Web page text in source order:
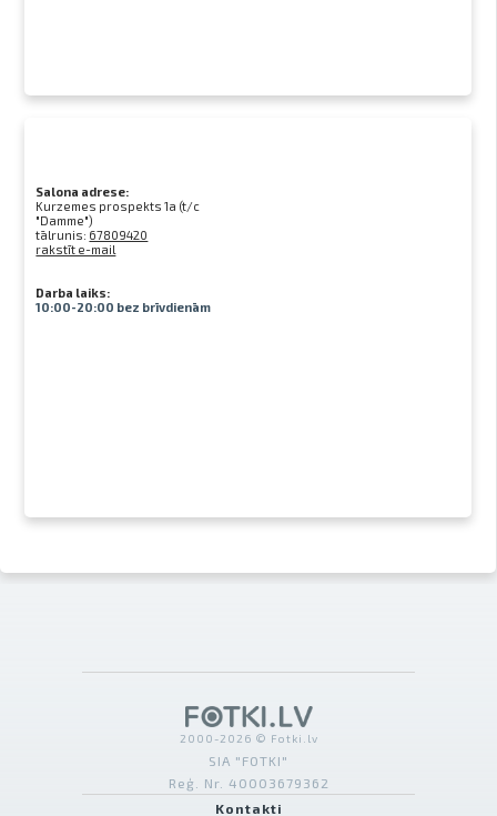
Salona adrese:
Kurzemes prospekts 1a (t/c
"Damme")
tālrunis: 67809420
rakstīt e-mail
Darba laiks:
10:00-20:00 bez brīvdienām
2000-2026 © Fotki.lv
SIA "FOTKI"
Reģ. Nr. 40003679362
Kontakti